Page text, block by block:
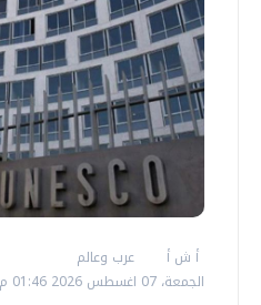
أ ش أ
عرب وعالم
الجمعة، 07 اغسطس 2026 01:46 م